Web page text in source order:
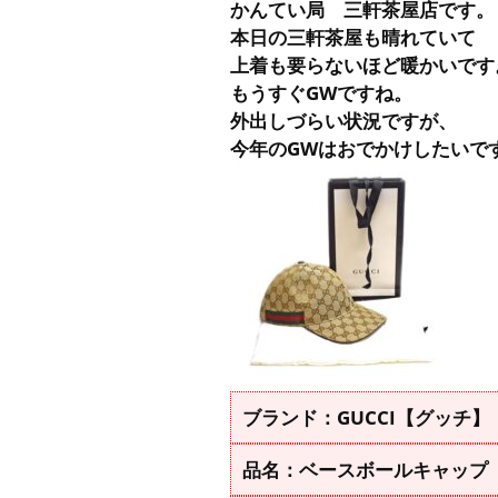
かんてい局 三軒茶屋店です。
本日の三軒茶屋も晴れていて
上着も要らないほど暖かいです
もうすぐGWですね。
外出しづらい状況ですが、
今年のGWはおでかけしたいで
ブランド：GUCCI【グッチ】
品名：ベースボールキャップ